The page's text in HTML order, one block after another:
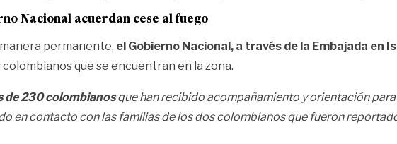
Nacional acuerdan cese al fuego
permanente, el Gobierno Nacional, a través de la Embajada en
que se encuentran en la zona.
de 230 colombianosque han recibido acompañamiento y orientación
en contacto con las familias de los dos colombianos que fueron